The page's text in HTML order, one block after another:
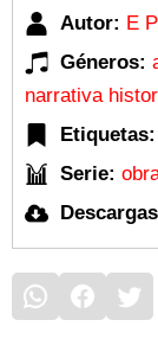
Autor: E
Géneros:
narrativa
Etiquetas:
Serie: